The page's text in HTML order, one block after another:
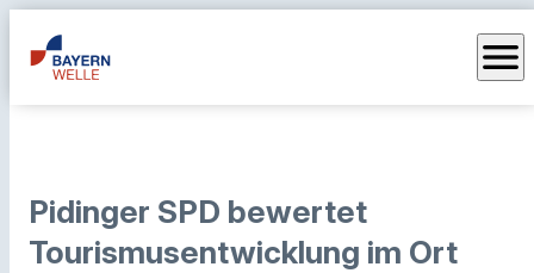
menu
Pidinger SPD bewertet
Tourismusentwicklung im Ort